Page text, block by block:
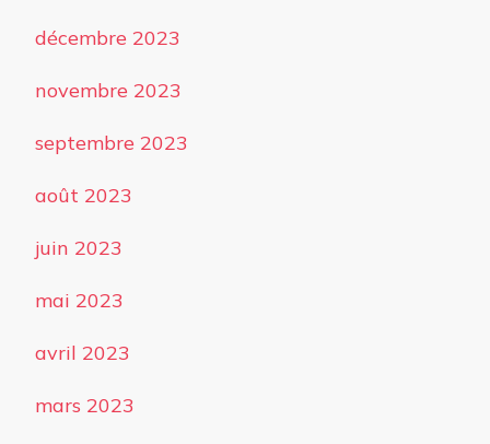
décembre 2023
novembre 2023
septembre 2023
août 2023
juin 2023
mai 2023
avril 2023
mars 2023